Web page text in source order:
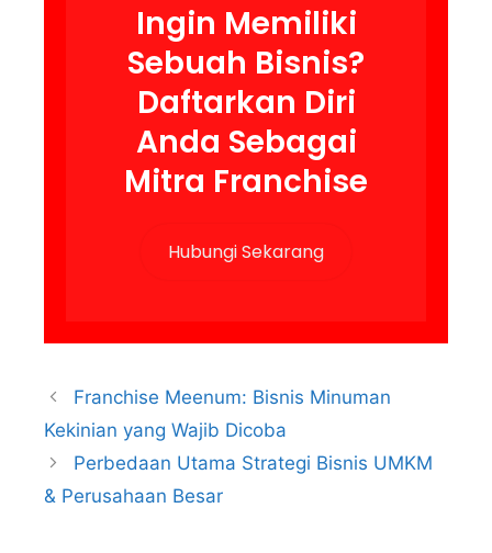
Ingin Memiliki
Sebuah Bisnis?
Daftarkan Diri
Anda Sebagai
Mitra Franchise
Hubungi Sekarang
Franchise Meenum: Bisnis Minuman
Kekinian yang Wajib Dicoba
Perbedaan Utama Strategi Bisnis UMKM
& Perusahaan Besar